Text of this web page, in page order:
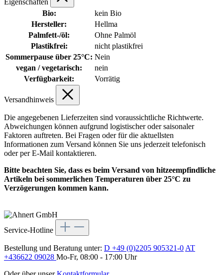
Bio:
kein Bio
Hersteller:
Hellma
Palmfett-/öl:
Ohne Palmöl
Plastikfrei:
nicht plastikfrei
Sommerpause über 25°C: Nein
vegan / vegetarisch:
nein
Verfügbarkeit:
Vorrätig
Versandhinweis
Die angegebenen Lieferzeiten sind voraussichtliche Richtwerte.
Abweichungen können aufgrund logistischer oder saisonaler
Faktoren auftreten. Bei Fragen oder für die aktuellsten
Informationen zum Versand können Sie uns jederzeit telefonisch
oder per E-Mail kontaktieren.
Bitte beachten Sie, dass es beim Versand von hitzeempfindliche
Artikeln bei sommerlichen Temperaturen über 25°C zu
Verzögerungen kommen kann.
Service-Hotline
Bestellung und Beratung unter: D +49 (0)2205 905321-0 AT
+436622 09028 Mo-Fr, 08:00 - 17:00 Uhr